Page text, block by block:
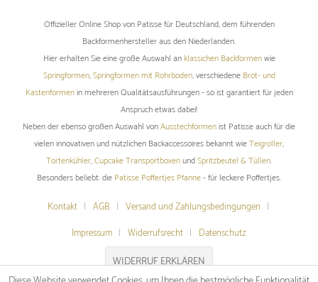
Offizieller Online Shop von Patisse für Deutschland, dem führenden
Backformenhersteller aus den Niederlanden.
Hier erhalten Sie eine große Auswahl an klassichen Backformenwie
Springformen,Springformen mit Rohrboden, verschiedene Brot- und
Kastenformenin mehreren Qualitätsausführungen - so ist garantiert für jeden
Anspruch etwas dabei!
Neben der ebenso großen Auswahl vonAusstechformenist Patisse auch für die
vielen innovativen und nützlichen Backaccessoires bekannt wieTeigroller,
Tortenkühler,Cupcake TransportboxenundSpritzbeutel & Tüllen.
Besonders beliebt: die Patisse Poffertjes Pfanne- für leckere Poffertjes.
Kontakt AGB
Versand und Zahlungsbedingungen
Impressum
Widerrufsrecht Datenschutz
WIDERRUF ERKLÄREN